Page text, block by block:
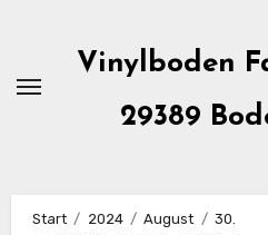
springen
Vinylboden
29389
Start 2024 August
30.